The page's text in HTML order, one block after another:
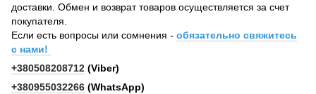
доставки. Обмен и возврат товаров осуществляется за счет
покупателя.
Если есть вопросы или сомнения - обязательно свяжитесь
с нами!
+380508208712 (Viber)
+380955032266 (WhatsApp)